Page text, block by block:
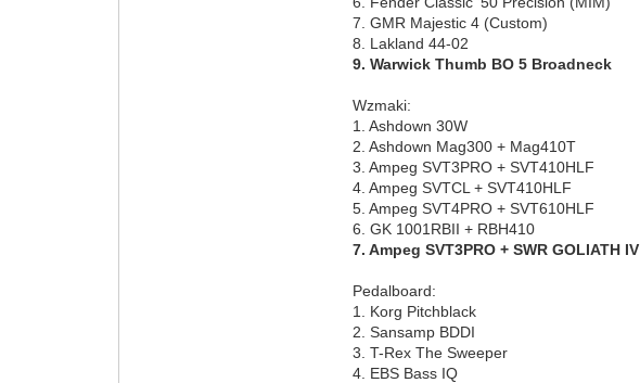
7. GMR Majestic 4 (Custom)
8. Lakland 44-02
9. Warwick Thumb BO 5 Broadneck
Wzmaki:
1. Ashdown 30W
2. Ashdown Mag300 + Mag410T
3. Ampeg SVT3PRO + SVT410HLF
4. Ampeg SVTCL + SVT410HLF
5. Ampeg SVT4PRO + SVT610HLF
6. GK 1001RBII + RBH410
7. Ampeg SVT3PRO + SWR GOLIATH IV
Pedalboard:
1. Korg Pitchblack
2. Sansamp BDDI
3. T-Rex The Sweeper
4. EBS Bass IQ